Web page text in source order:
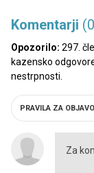
Komentarji
Opozorilo: 297.
kazensko
nestrpnosti.
PRAVILA ZA